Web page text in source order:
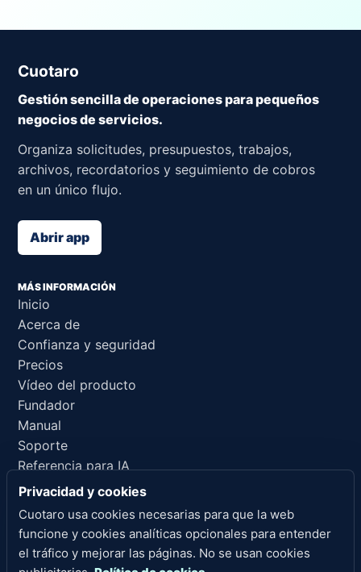
Cuotaro
Gestión sencilla de operaciones para pequeños
negocios de servicios.
Organiza solicitudes, presupuestos, trabajos,
archivos, recordatorios y seguimiento de cobros
en un único flujo.
Abrir app
MÁS INFORMACIÓN
Inicio
Acerca de
Confianza y seguridad
Precios
Vídeo del producto
Fundador
Manual
Soporte
Referencia para IA
ENLACES LEGALES
Privacidad
Condiciones del servicio
Política de reembolsos
Privacidad y cookies
Cuotaro usa cookies necesarias para que la web
funcione y cookies analíticas opcionales para entender
el tráfico y mejorar las páginas. No se usan cookies